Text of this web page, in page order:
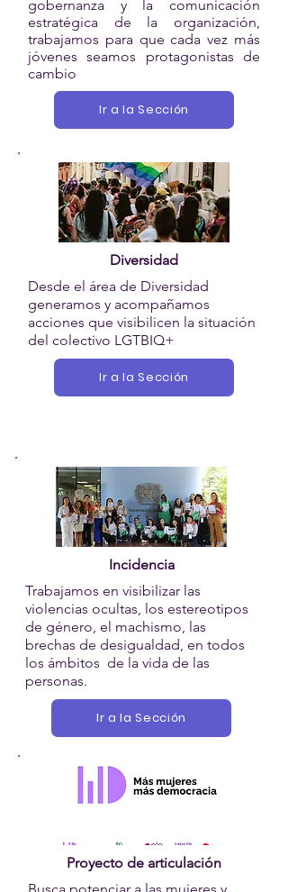
gobernanza y la comunicación
estratégica de la organización,
trabajamos para que cada vez más
jóvenes seamos protagonistas de
cambio
Ir a la Sección
Diversidad
Desde el área de Diversidad
generamos y acompañamos
acciones que visibilicen la situación
del colectivo LGTBIQ+
Ir a la Sección
Incidencia
Trabajamos en visibilizar las
violencias ocultas, los estereotipos
de género, el machismo, las
brechas de desigualdad, en todos
los ámbitos de la vida de las
personas.
Ir a la Sección
Proyecto de articulación